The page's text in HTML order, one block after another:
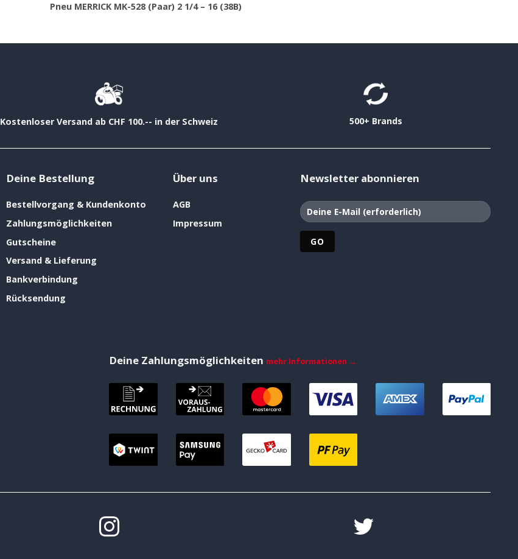
Pneu MERRICK MK-528 (Paar) 2 1/4 – 16 (38B)
Kostenloser Versand ab CHF 100.-- in der Schweiz 500+ Brands
Deine Bestellung
Bestellvorgang & Kundenkonto
Zahlungsmöglichkeiten
Gutscheine
Versand & Lieferung
Bankverbindung
Rücksendung
Über uns
AGB
Impressum
Newsletter abonnieren
Deine Zahlungsmöglichkeiten mehr Informationen →